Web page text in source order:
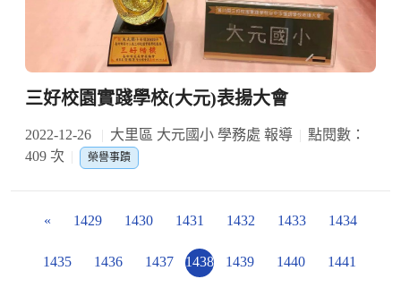
三好校園實踐學校(大元)表揚大會
2022-12-26 大里區 大元國小 學務處 報導
點閱數：
409 次
榮譽事蹟
« 1429 1430 1431 1432 1433 1434
1435 1436 1437 1438 1439 1440 1441